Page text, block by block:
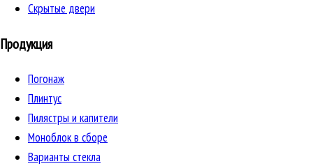
Скрытые двери
Продукция
Погонаж
Плинтус
Пилястры и капители
Моноблок в сборе
Варианты стекла